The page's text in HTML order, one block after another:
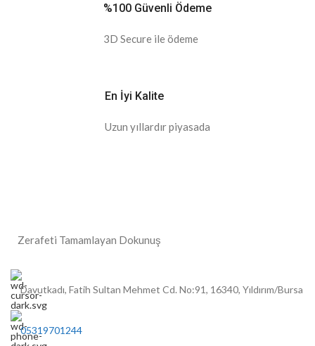
%100 Güvenli Ödeme
3D Secure ile ödeme
En İyi Kalite
Uzun yıllardır piyasada
Zerafeti Tamamlayan Dokunuş
Davutkadı, Fatih Sultan Mehmet Cd. No:91, 16340, Yıldırım/Bursa
05319701244